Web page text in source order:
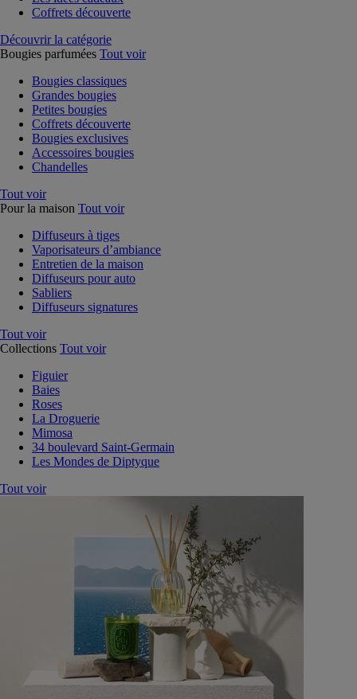
Coffrets découverte
Découvrir la catégorie
Bougies parfumées Tout voir
Bougies classiques
Grandes bougies
Petites bougies
Coffrets découverte
Bougies exclusives
Accessoires bougies
Chandelles
Tout voir
Pour la maison Tout voir
Diffuseurs à tiges
Vaporisateurs d’ambiance
Entretien de la maison
Diffuseurs pour auto
Sabliers
Diffuseurs signatures
Tout voir
Collections Tout voir
Figuier
Baies
Roses
La Droguerie
Mimosa
34 boulevard Saint-Germain
Les Mondes de Diptyque
Tout voir